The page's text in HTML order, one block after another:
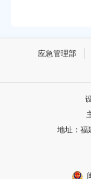
应急管理部
地址：福